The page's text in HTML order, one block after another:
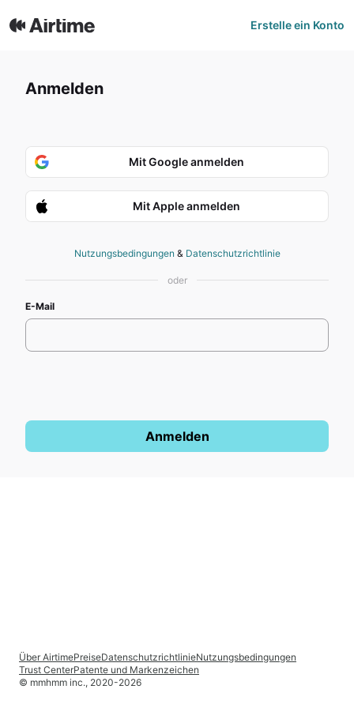
Erstelle ein Konto
Anmelden
Mit Google anmelden
Mit Apple anmelden
Nutzungsbedingungen & Datenschutzrichtlinie
oder
E-Mail
Anmelden
© mmhmm inc., 2020-2026
Über AirtimePreiseDatenschutzrichtlinieNutzungsbedingungen
Trust CenterPatente und Markenzeichen